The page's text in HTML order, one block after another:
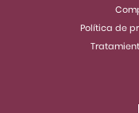
Política de